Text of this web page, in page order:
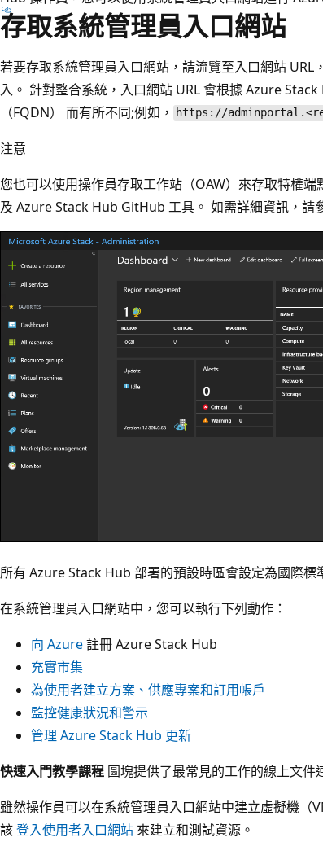
存取系統管理員入口網站
若要存取系統管理員入口網站，請流覽至入口網站
入。 針對整合系統，入口網站 URL 會根據 Azure
（FQDN） 而有所不同;例如，
https://
注意
您也可以使用操作員存取工作站（OAW）來存取特權
及 Azure Stack Hub GitHub 工具。 如需詳細資訊，請
所有 Azure Stack Hub 部署的預設時區會設定為國際標
在系統管理員入口網站中，您可以執行下列動作：
向 Azure註冊 Azure Stack Hub
充實市集
為使用者建立方案、供應專案和訂用帳戶
監控健康狀況和警示
管理 Azure Stack Hub 更新
快速入門教學課程 圖塊提供了最常見的工作的線上文件
雖然操作員可以在系統管理員入口網站中建立虛擬機（
該登入使用者入口網站 來建立和測試資源。